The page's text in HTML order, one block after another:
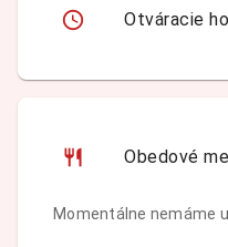
Otváracie
Obedové
Momentálne nemáme